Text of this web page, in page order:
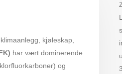
kjøleskap,
har vært dominerende
og